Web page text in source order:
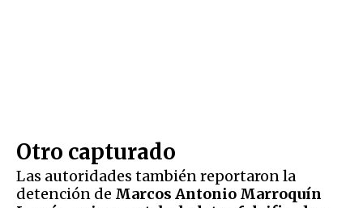
Otro capturado
Las autoridades también reportaron la
detención de Marcos Antonio Marroquín